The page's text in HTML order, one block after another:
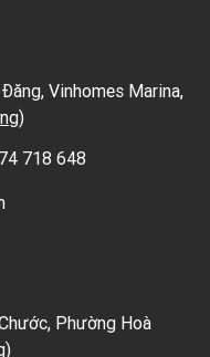
Vinhomes Marina,
)
718 648
Phường Hoà
)